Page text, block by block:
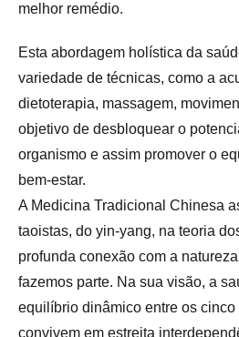
melhor remédio.
Esta abordagem holística da
variedade de técnicas, como a
dietoterapia, massagem,
objetivo de desbloquear o
organismo e assim promover o
bem-estar.
A Medicina Tradicional Chinesa
taoistas, do yin-yang, na teoria
profunda conexão com a
fazemos parte. Na sua visão, a
equilíbrio dinâmico entre os
convivem em estreita